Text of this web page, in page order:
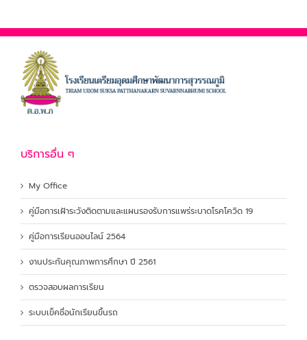
บริการอื่น ๆ
My Office
คู่มือการเฝ้าระวังติดตามและแผนรองรับการแพร่ระบาดโรคโควิด 19
คู่มือการเรียนออนไลน์ 2564
งานประกันคุณภาพการศึกษา ปี 2561
ตรวจสอบผลการเรียน
ระบบเข็คชื่อนักเรียนขึ้นรถ